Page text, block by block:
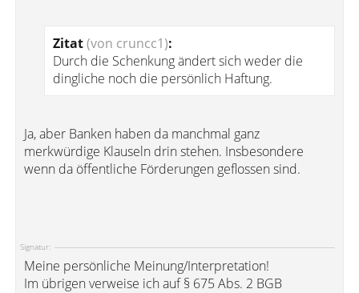
Zitat(von cruncc1):
Durch die Schenkung ändert sich weder die
dingliche noch die persönlich Haftung.
Ja, aber Banken haben da manchmal ganz
merkwürdige Klauseln drin stehen. Insbesondere
wenn da öffentliche Förderungen geflossen sind.
Signatur:
Meine persönliche Meinung/Interpretation!
Im übrigen verweise ich auf § 675 Abs. 2 BGB